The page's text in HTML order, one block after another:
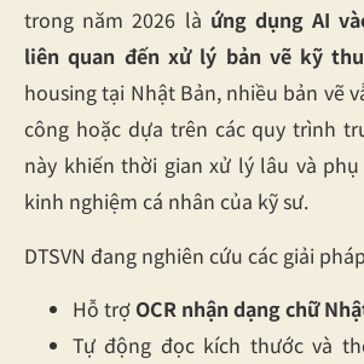
trong năm 2026 là ứng dụng AI
liên quan đến xử lý bản vẽ kỹ
housing tại Nhật Bản, nhiều bản vẽ
công hoặc dựa trên các quy trình
này khiến thời gian xử lý lâu và
kinh nghiệm cá nhân của kỹ sư.
DTSVN đang nghiên cứu các giải
Hỗ trợ OCR nhận dạng chữ
Tự động đọc kích thước và